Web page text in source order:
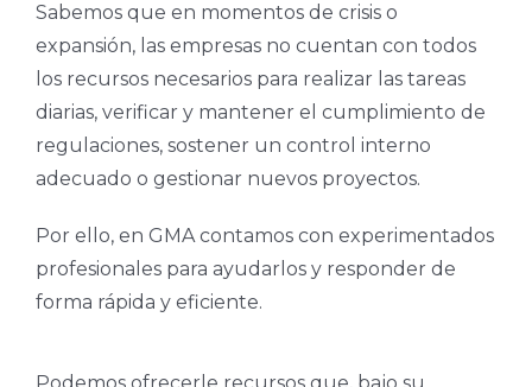
Sabemos que en momentos de crisis o
expansión, las empresas no cuentan con todos
los recursos necesarios para realizar las tareas
diarias, verificar y mantener el cumplimiento de
regulaciones, sostener un control interno
adecuado o gestionar nuevos proyectos.
Por ello, en GMA contamos con experimentados
profesionales para ayudarlos y responder de
forma rápida y eficiente.